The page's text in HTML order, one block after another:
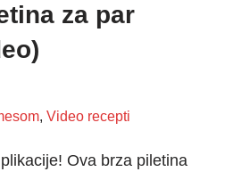
za par
, Video recepti
Ova brza piletina